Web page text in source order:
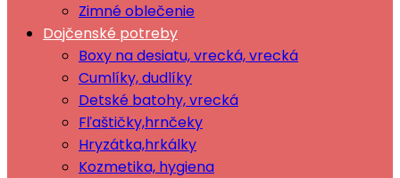
Zimné oblečenie
Dojčenské potreby
Boxy na desiatu, vrecká, vrecká
Cumlíky, dudlíky
Detské batohy, vrecká
Fľaštičky,hrnčeky
Hryzátka,hrkálky
Kozmetika, hygiena